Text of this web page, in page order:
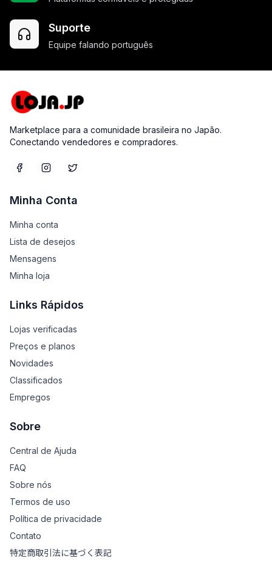
Suporte
Equipe falando português
Marketplace para a comunidade brasileira no Japão.
Conectando vendedores e compradores.
Minha Conta
Minha conta
Lista de desejos
Mensagens
Minha loja
Links Rápidos
Lojas verificadas
Preços e planos
Novidades
Classificados
Empregos
Sobre
Central de Ajuda
FAQ
Sobre nós
Termos de uso
Política de privacidade
Contato
特定商取引法に基づく表記